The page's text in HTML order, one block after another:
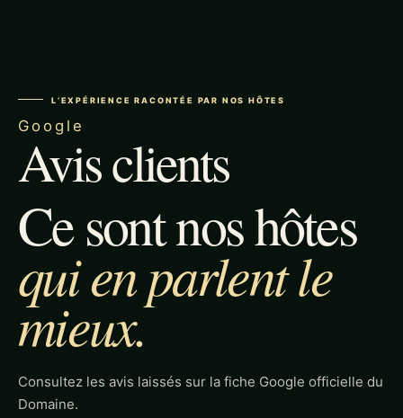
L’EXPÉRIENCE RACONTÉE PAR NOS HÔTES
Google
Avis clients
Ce sont nos hôtes
qui en parlent le
mieux.
Consultez les avis laissés sur la fiche Google officielle du
Domaine.